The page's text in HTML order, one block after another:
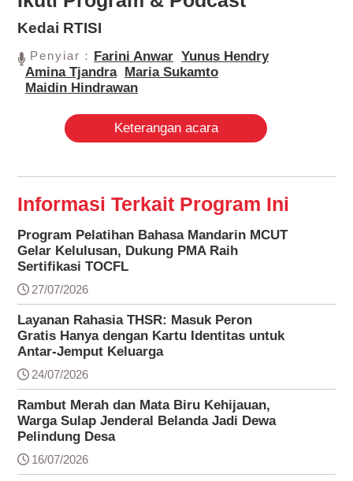
Kedai RTISI
Penyiar： Farini Anwar Yunus Hendry
Amina Tjandra Maria Sukamto
Maidin Hindrawan
Keterangan acara
Informasi Terkait Program Ini
Program Pelatihan Bahasa Mandarin MCUT
Gelar Kelulusan, Dukung PMA Raih
Sertifikasi TOCFL
27/07/2026
Layanan Rahasia THSR: Masuk Peron
Gratis Hanya dengan Kartu Identitas untuk
Antar-Jemput Keluarga
24/07/2026
Rambut Merah dan Mata Biru Kehijauan,
Warga Sulap Jenderal Belanda Jadi Dewa
Pelindung Desa
16/07/2026